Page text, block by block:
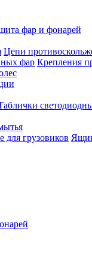
фар и фонарей
Цепи
Крепления